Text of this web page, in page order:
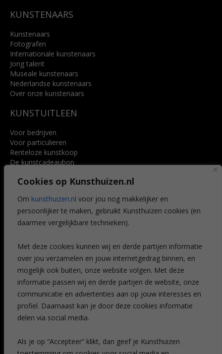
Cookies op Kunsthuizen.nl
Om kunsthuizen.nl voor jou nog makkelijker en
persoonlijker te maken, gebruikt Kunsthuizen cookies (en
daarmee vergelijkbare technieken).
Met deze cookies kunnen wij en derde partijen informatie
over jou verzamelen en jouw internetgedrag binnen, en
mogelijk ook buiten, onze website volgen. Met deze
informatie passen wij en derde partijen de website, onze
communicatie en advertenties aan op jouw interesses en
profiel. Daarnaast kan je door deze cookies informatie
delen via social media.
Als je op “Accepteer” klikt, dan geef je Kunsthuizen
KUNSTENAARS
Kunstenaars
Fotografen
Internationale kunstenaars
Jong talent
Museale kunstenaars
Nederlandse kunstenaars
Over onze kunstenaars
KUNSTUITLEEN
Voor bedrijven
Voor particulieren
Renteloze kunstkoop
De kunstcadeaubon
Voordelen
Veelgestelde vragen
CONTACT
Leiden
Amsterdam
Breda
Favorieten
Mijn art alert
NIEUWSBRIEF